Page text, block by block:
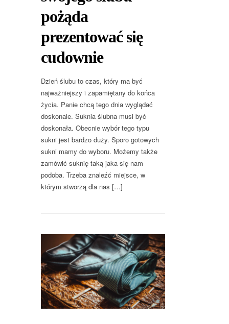
pożąda
prezentować się
cudownie
Dzień ślubu to czas, który ma być
najważniejszy i zapamiętany do końca
życia. Panie chcą tego dnia wyglądać
doskonale. Suknia ślubna musi być
doskonała. Obecnie wybór tego typu
sukni jest bardzo duży. Sporo gotowych
sukni mamy do wyboru. Możemy także
zamówić suknię taką jaka się nam
podoba. Trzeba znaleźć miejsce, w
którym stworzą dla nas […]